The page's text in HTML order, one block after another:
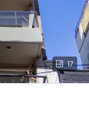
17